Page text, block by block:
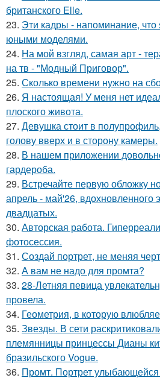
британского Elle.
23. Эти кадры - напоминание, что
юными моделями.
24. На мой взгляд, самая арт -
на тв - "Модный Приговор".
25. Сколько времени нужно на
26. Я настоящая! У меня нет
плоского живота.
27. Девушка стоит в
голову вверх и в сторону камеры.
28. В нашем приложении
гардероба.
29. Встречайте первую обложку
апрель - май'26, вдохновленного
двадцатых.
30. Авторская работа.
фотосессия.
31. Создай портрет, не меняя
32. А вам не надо для промта?
33. 28-Летняя певица
провела.
34. Геометрия, в которую
35. Звезды. В сети
племянницы принцессы Дианы
бразильского Vogue.
36. Промт. Портрет